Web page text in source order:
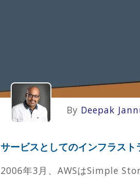
By Deepak
サービスとしてのインフラスト
2006年3月、AWSはSimple